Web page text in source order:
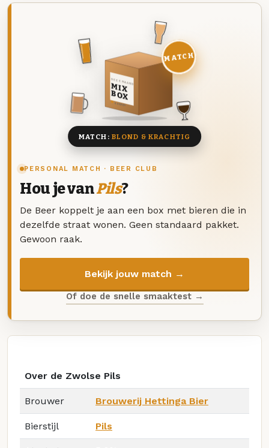
PERSONAL MATCH · BEER CLUB
Hou je vanPils?
De Beer koppelt je aan een box met bieren die in
dezelfde straat wonen. Geen standaard pakket.
Gewoon raak.
Bekijk jouw match →
Of doe de snelle smaaktest →
DEZE MAAND
MIX
BOX
8 BIEREN
MATCH
MATCH: BLOND & KRACHTIG
Over de Zwolse Pils
Brouwer Brouwerij Hettinga Bier
Bierstijl Pils